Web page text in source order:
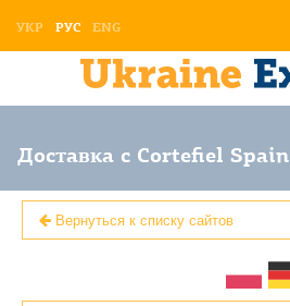
УКР РУС ENG
Доставка с Cortefiel Spain
Вернуться к списку сайтов